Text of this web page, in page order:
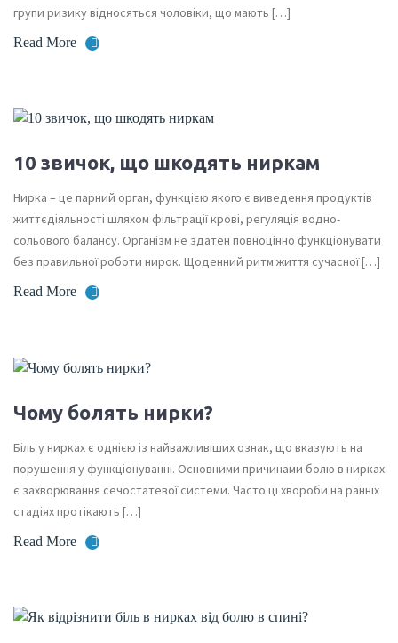
групи ризику відносяться чоловіки, що мають […]
Read More
10 звичок, що шкодять ниркам
Нирка – це парний орган, функцією якого є виведення продуктів
життєдіяльності шляхом фільтрації крові, регуляція водно-
сольового балансу. Організм не здатен повноцінно функціонувати
без правильної роботи нирок. Щоденний ритм життя сучасної […]
Read More
Чому болять нирки?
Біль у нирках є однією із найважливіших ознак, що вказують на
порушення у функціонуванні. Основними причинами болю в нирках
є захворювання сечостатевої системи. Часто ці хвороби на ранніх
стадіях протікають […]
Read More